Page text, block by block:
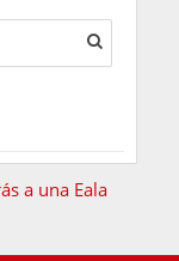
a una Eala